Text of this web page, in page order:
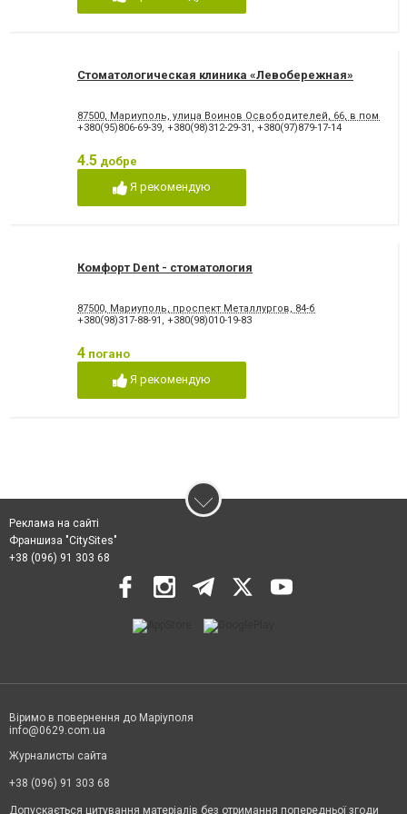
Стоматологическая клиника «Левобережная»
87500, Мариуполь, улица Воинов Освободителей, 66, в
+380(95)806-69-39, +380(98)312-29-31 , +380(97)879-17-14
4.5 добре
Я рекомендую
Комфорт Dent - стоматология
87500, Мариуполь, проспект Металлургов, 84-б
+380(98)317-88-91 , +380(98)010-19-83
4 погано
Я рекомендую
Реклама на сайті
Франшиза "CitySites"
+38 (096) 91 303 68
Віримо в повернення до Маріуполя
info@0629.com.ua
Журналисты сайта
+38 (096) 91 303 68
Допускається цитування матеріалів без отримання попередньої згоди